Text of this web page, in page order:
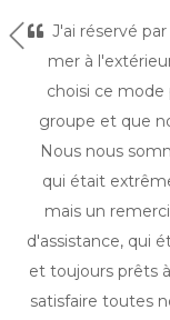
J'ai réservé
mer à
choisi ce mode
groupe et que
Nous nous
qui était
mais un
d'assistance, qui
et toujours prêts
satisfaire toutes
Précédent